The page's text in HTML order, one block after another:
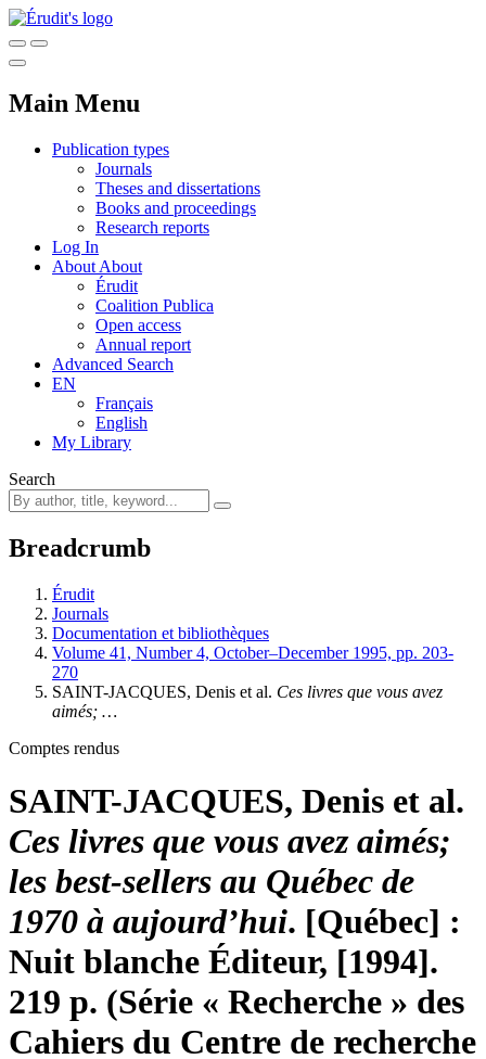
Main Menu
Publication types
Journals
Theses and dissertations
Books and proceedings
Research reports
Log In
About About
Érudit
Coalition Publica
Open access
Annual report
Advanced Search
EN
Français
English
My Library
Search
Breadcrumb
Érudit
Journals
Documentation et bibliothèques
Volume 41, Number 4, October–December 1995, pp. 203-
270
SAINT-JACQUES, Denis et al. Ces livres que vous avez
aimés; …
Comptes rendus
SAINT-JACQUES, Denis et al.
Ces livres que vous avez aimés;
les best-sellers au Québec de
1970 à aujourd’hui. [Québec] :
Nuit blanche Éditeur, [1994].
219 p. (Série « Recherche » des
Cahiers du Centre de recherche